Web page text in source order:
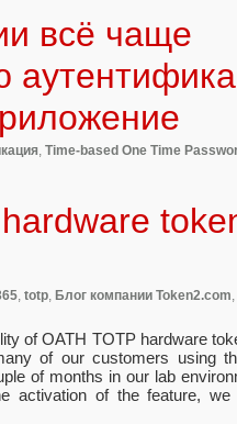
всё чаще
Time-based One Time
, totp, Блог компании Token2.com,
of OATH TOTP hardware
of our customers using
of months in our lab
activation of the feature, we